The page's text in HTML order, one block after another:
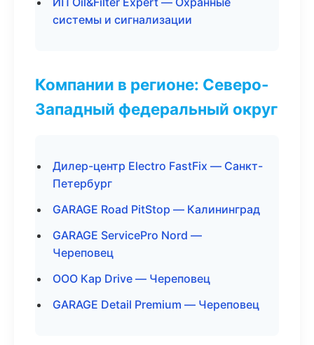
системы и сигнализации
Компании в регионе: Северо-
Западный федеральный округ
Дилер-центр Electro FastFix — Санкт-
Петербург
GARAGE Road PitStop — Калининград
GARAGE ServicePro Nord —
Череповец
ООО Кар Drive — Череповец
GARAGE Detail Premium — Череповец